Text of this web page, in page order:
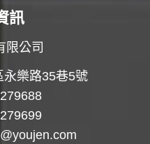
訊
限公司
樂路35巷5號